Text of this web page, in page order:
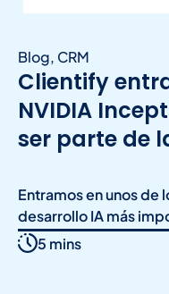
Blog, CRM
Clientify
NVIDIA
ser parte de
Entramos en unos de
desarrollo IA más
5 mins